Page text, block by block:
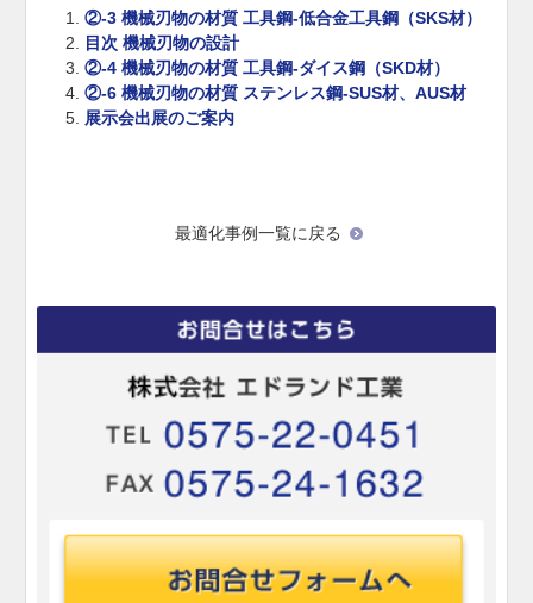
②-3 機械刃物の材質 工具鋼-低合金工具鋼（SKS材）
目次 機械刃物の設計
②-4 機械刃物の材質 工具鋼-ダイス鋼（SKD材）
②-6 機械刃物の材質 ステンレス鋼-SUS材、AUS材
展示会出展のご案内
最適化事例一覧に戻る